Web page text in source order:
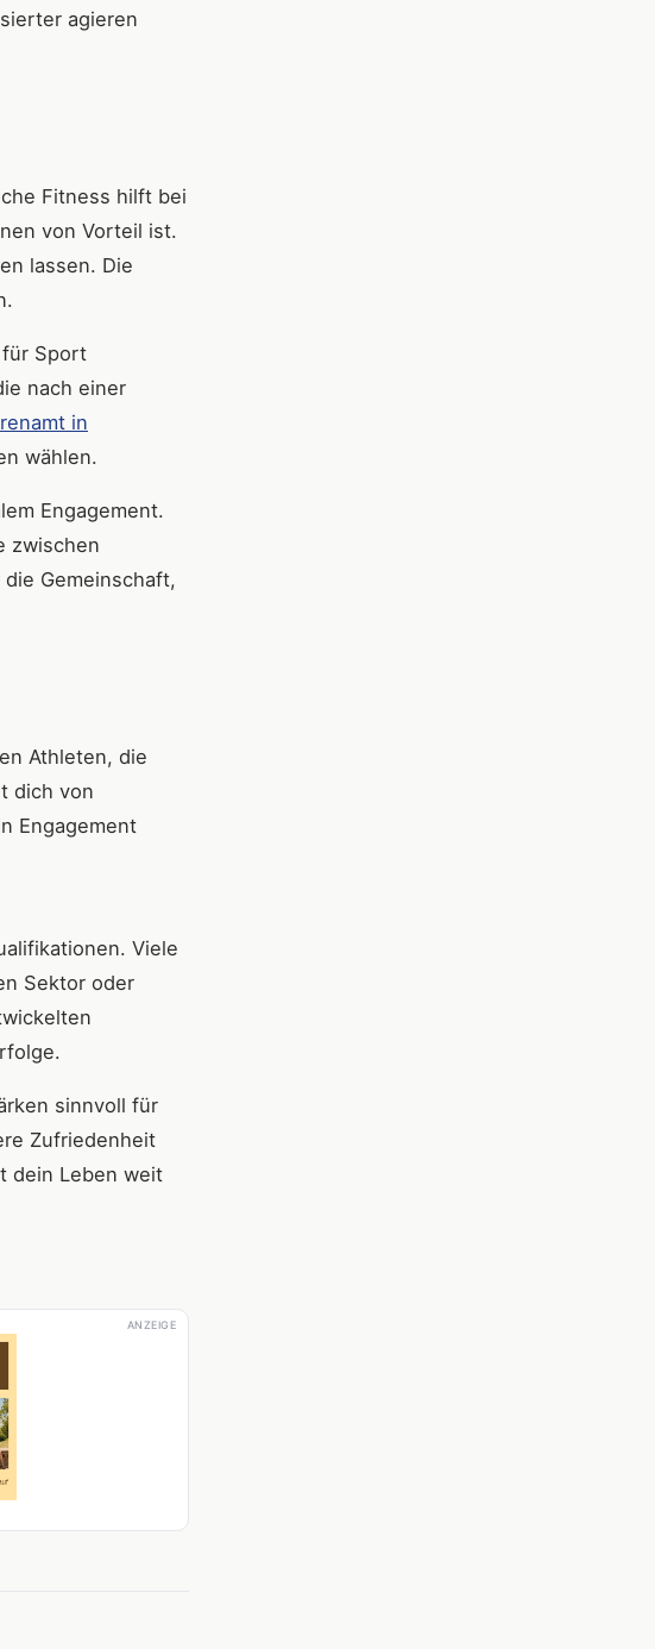
agieren
Fitness hilft bei
von Vorteil ist.
lassen. Die
Sport
nach einer
in
wählen.
Engagement.
zwischen
Gemeinschaft,
Athleten, die
dich von
Engagement
Viele
Sektor oder
sinnvoll für
Zufriedenheit
dein Leben weit
ANZEIGE